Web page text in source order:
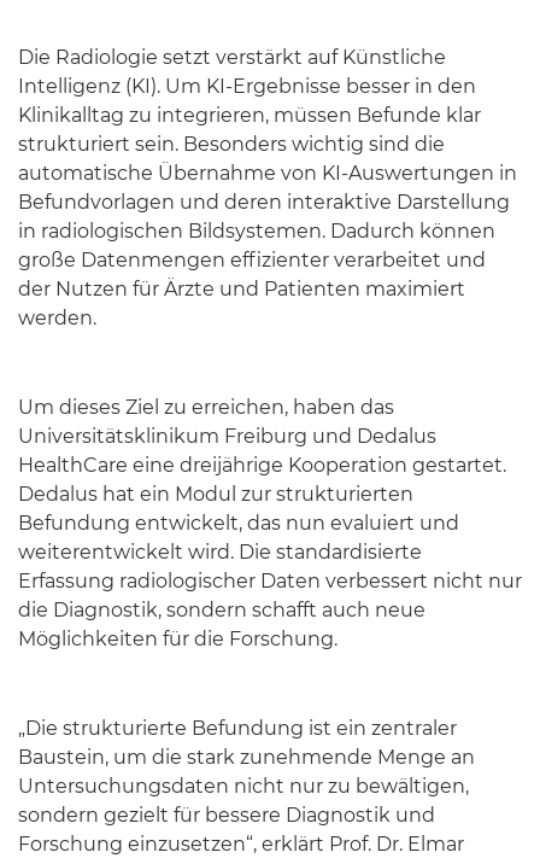
Die Radiologie setzt verstärkt auf Künstliche
Intelligenz (KI). Um KI-Ergebnisse besser in den
Klinikalltag zu integrieren, müssen Befunde klar
strukturiert sein. Besonders wichtig sind die
automatische Übernahme von KI-Auswertungen in
Befundvorlagen und deren interaktive Darstellung
in radiologischen Bildsystemen. Dadurch können
große Datenmengen effizienter verarbeitet und
der Nutzen für Ärzte und Patienten maximiert
werden.
Um dieses Ziel zu erreichen, haben das
Universitätsklinikum Freiburg und Dedalus
HealthCare eine dreijährige Kooperation gestartet.
Dedalus hat ein Modul zur strukturierten
Befundung entwickelt, das nun evaluiert und
weiterentwickelt wird. Die standardisierte
Erfassung radiologischer Daten verbessert nicht nur
die Diagnostik, sondern schafft auch neue
Möglichkeiten für die Forschung.
„Die strukturierte Befundung ist ein zentraler
Baustein, um die stark zunehmende Menge an
Untersuchungsdaten nicht nur zu bewältigen,
sondern gezielt für bessere Diagnostik und
Forschung einzusetzen“, erklärt Prof. Dr. Elmar